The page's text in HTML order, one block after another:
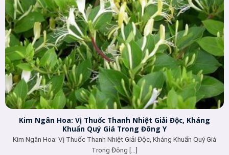
Kim Ngân Hoa: Vị Thuốc Thanh Nhiệt Giải Độc, Kháng
Khuẩn Quý Giá Trong Đông Y
Kim Ngân Hoa: Vị Thuốc Thanh Nhiệt Giải Độc, Kháng Khuẩn Quý Giá
Trong Đông [...]